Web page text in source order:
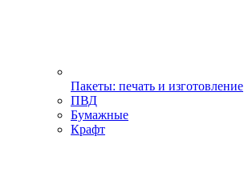
Пакеты: печать и изготовление
ПВД
Бумажные
Крафт